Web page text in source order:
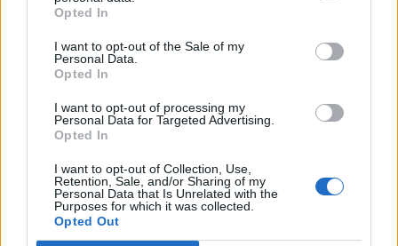
Opted In
I want to opt-out of the Sale of my
Personal Data.
Opted In
I want to opt-out of processing my
Personal Data for Targeted Advertising.
Opted In
I want to opt-out of Collection, Use,
Retention, Sale, and/or Sharing of my
Personal Data that Is Unrelated with the
Purposes for which it was collected.
Opted Out
¿Apoyar a Leeland?
6 0
Ranking de Leeland TOP Música